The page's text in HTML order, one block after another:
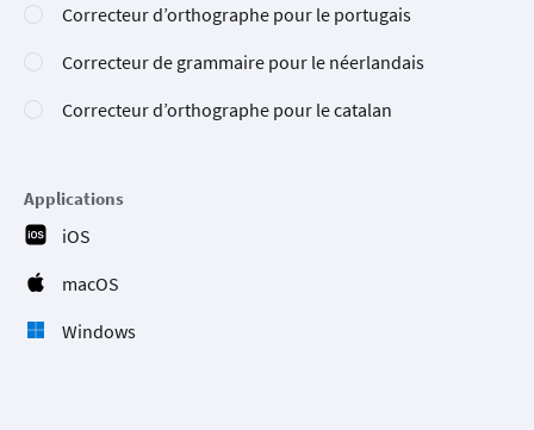
Correcteur d’orthographe pour le portugais
Correcteur de grammaire pour le néerlandais
Correcteur d’orthographe pour le catalan
Applications
iOS
macOS
Windows